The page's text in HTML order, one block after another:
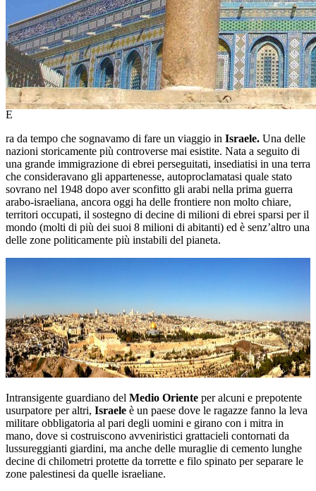
Viaggio in Israele
E
ra da tempo che sognavamo di fare un viaggio in Israele. Una delle
nazioni storicamente più controverse mai esistite. Nata a seguito di
una grande immigrazione di ebrei perseguitati, insediatisi in una terra
che consideravano gli appartenesse, autoproclamatasi quale stato
sovrano nel 1948 dopo aver sconfitto gli arabi nella prima guerra
arabo-israeliana, ancora oggi ha delle frontiere non molto chiare,
territori occupati, il sostegno di decine di milioni di ebrei sparsi per il
mondo (molti di più dei suoi 8 milioni di abitanti) ed è senz’altro una
delle zone politicamente più instabili del pianeta.
Intransigente guardiano del Medio Oriente per alcuni e prepotente
usurpatore per altri, Israele è un paese dove le ragazze fanno la leva
militare obbligatoria al pari degli uomini e girano con i mitra in
mano, dove si costruiscono avveniristici grattacieli contornati da
lussureggianti giardini, ma anche delle muraglie di cemento lunghe
decine di chilometri protette da torrette e filo spinato per separare le
zone palestinesi da quelle israeliane.